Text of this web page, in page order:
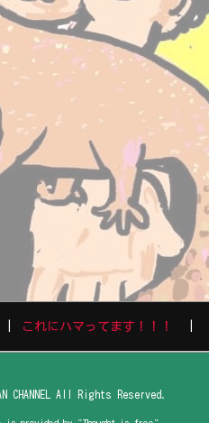
これにハマってます！！！
CHANNEL All Rights Reserved.